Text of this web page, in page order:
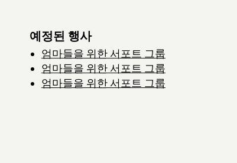
예정된 행사
엄마들을 위한 서포트 그룹
엄마들을 위한 서포트 그룹
엄마들을 위한 서포트 그룹